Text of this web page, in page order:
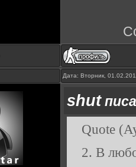
Дата: Вторник,
shut
Quote
2. В